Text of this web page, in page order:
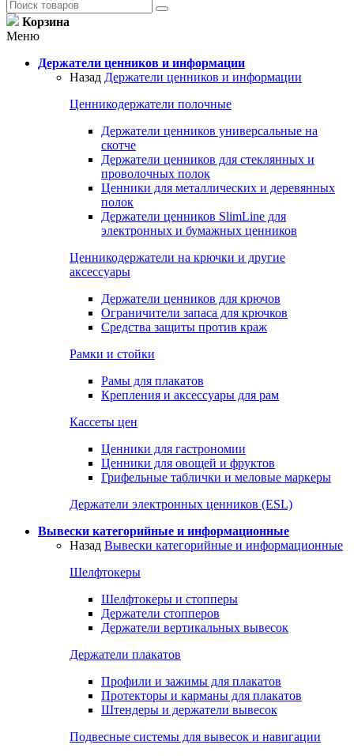
Корзина
Меню
Держатели ценников и информации
Назад Держатели ценников и информации
Ценникодержатели полочные
Держатели ценников универсальные на
скотче
Держатели ценников для стеклянных и
проволочных полок
Ценники для металлических и деревянных
полок
Держатели ценников SlimLine для
электронных и бумажных ценников
Ценникодержатели на крючки и другие
аксессуары
Держатели ценников для крючов
Ограничители запаса для крючков
Средства защиты против краж
Рамки и стойки
Рамы для плакатов
Крепления и аксессуары для рам
Кассеты цен
Ценники для гастрономии
Ценники для овощей и фруктов
Грифельные таблички и меловые маркеры
Держатели электронных ценников (ESL)
Вывески категорийные и информационные
Назад Вывески категорийные и информационные
Шелфтокеры
Шелфтокеры и стопперы
Держатели стопперов
Держатели вертикальных вывесок
Держатели плакатов
Профили и зажимы для плакатов
Протекторы и карманы для плакатов
Штендеры и держатели вывесок
Подвесные системы для вывесок и навигации